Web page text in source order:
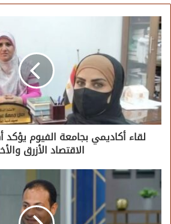
لقاء أكاديمي بجامعة الفيوم يؤكد
الاقتصاد الأزرق